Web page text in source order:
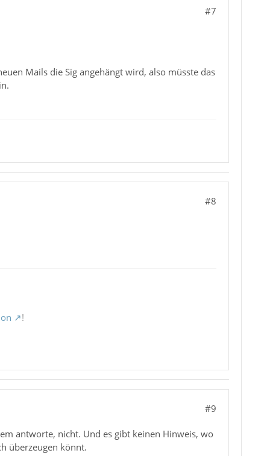
#7
Mails die Sig angehängt wird, also müsste das
#8
!
#9
antworte, nicht. Und es gibt keinen Hinweis, wo
überzeugen könnt.